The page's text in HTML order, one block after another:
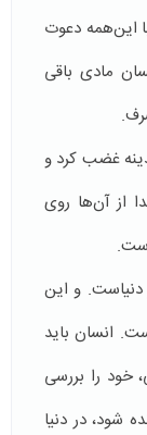
این‌همه دعوت
مادی باقی
غضب کرد و
از آن‌ها روی
و این
انسان باید
خود را بررسی
شود، در دنیا